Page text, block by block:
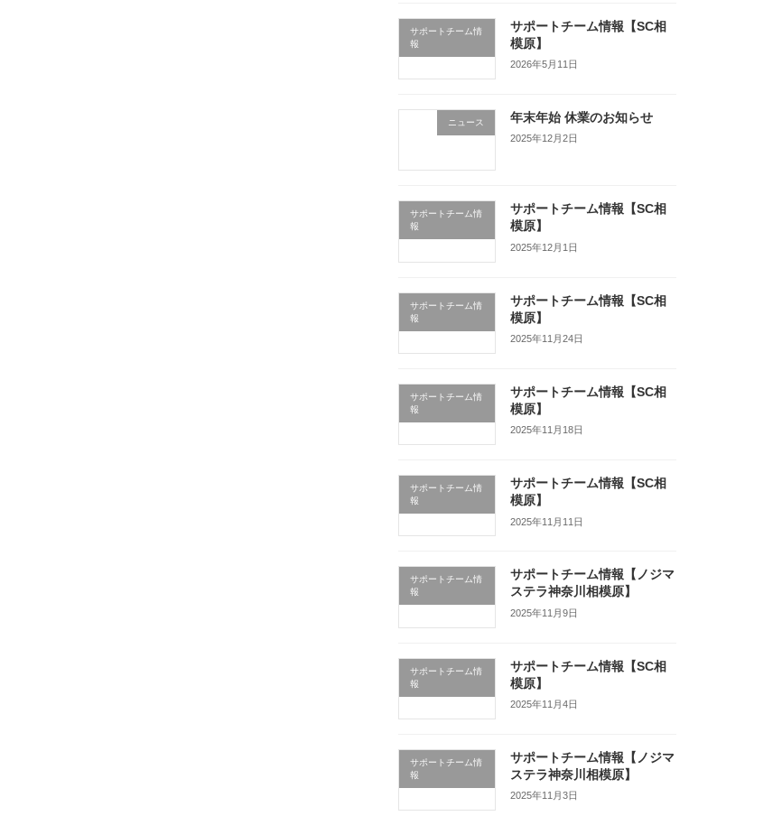
サポートチーム情
報
サポートチーム情報【SC相
模原】
2026年5月11日
ニュース 年末年始 休業のお知らせ
2025年12月2日
サポートチーム情
報
サポートチーム情報【SC相
模原】
2025年12月1日
サポートチーム情
報
サポートチーム情報【SC相
模原】
2025年11月24日
サポートチーム情
報
サポートチーム情報【SC相
模原】
2025年11月18日
サポートチーム情
報
サポートチーム情報【SC相
模原】
2025年11月11日
サポートチーム情
報
サポートチーム情報【ノジマ
ステラ神奈川相模原】
2025年11月9日
サポートチーム情
報
サポートチーム情報【SC相
模原】
2025年11月4日
サポートチーム情
報
サポートチーム情報【ノジマ
ステラ神奈川相模原】
2025年11月3日